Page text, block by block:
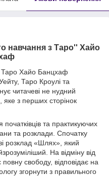
навчання з Таро'' Хайо
Таро Хайо Банцхаф
Таро Кроулі та
читачеві не нудний
яке з перших сторінок
та практикуючих
та розклади. Спочатку
розклад «Шлях», який
На відміну від
свободу, відповідає на
згорнути з правильного